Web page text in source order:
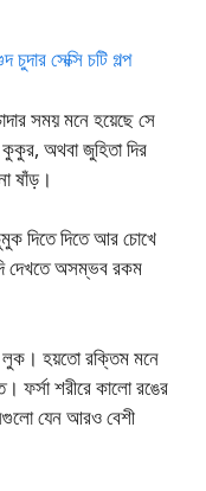
সেক্সি চটি গল্প
সময় মনে হয়েছে সে
অথবা জুহিতা দির
ষাঁড়।
দিতে দিতে আর চোখে
দেখতে অসম্ভব রকম
লুক। হয়তো রক্তিম মনে
ফর্সা শরীরে কালো রঙের
যেন আরও বেশী